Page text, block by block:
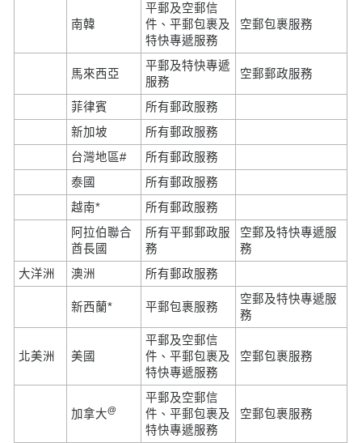
南韓
平郵及空郵信
件、平郵包裹及
特快專遞服務
空郵包裹服務
馬來西亞
平郵及特快專遞
服務
空郵郵政服務
菲律賓
所有郵政服務
新加坡
所有郵政服務
台灣地區#
所有郵政服務
泰國
所有郵政服務
越南*
所有郵政服務
阿拉伯聯合
酋長國
所有平郵郵政服
務
空郵及特快專遞服
務
大洋洲
澳洲 所有郵政服務
新西蘭* 平郵包裹服務
空郵及特快專遞服
務
北美洲 美國
平郵及空郵信
件、平郵包裹及
特快專遞服務
空郵包裹服務
加拿大@
平郵及空郵信
件、平郵包裹及
特快專遞服務
空郵包裹服務